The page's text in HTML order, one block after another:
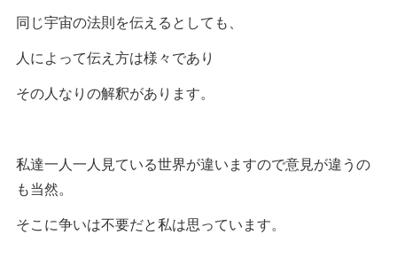
同じ宇宙の法則を伝えるとしても、
人によって伝え方は様々であり
その人なりの解釈があります。
私達一人一人見ている世界が違いますので意見が違うの
も当然。
そこに争いは不要だと私は思っています。